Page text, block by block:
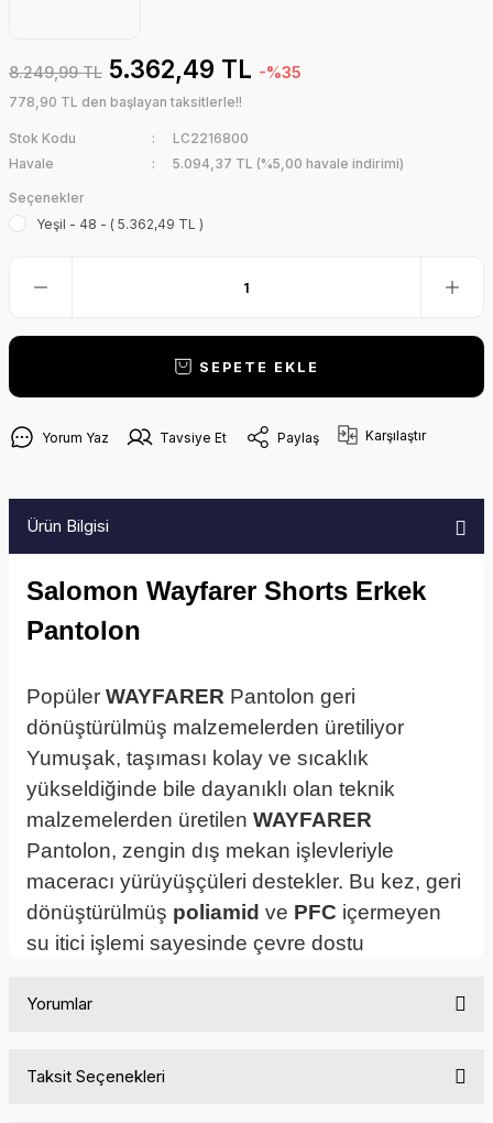
8.249,99 TL 5.362,49 TL -%35
778,90 TL den başlayan taksitlerle!!
Stok Kodu
LC2216800
Havale
5.094,37 TL (%5,00 havale indirimi)
Seçenekler
Yeşil - 48 - ( 5.362,49 TL )
SEPETE EKLE
Yorum Yaz Tavsiye Et Paylaş Karşılaştır
Ürün Bilgisi
Salomon Wayfarer Shorts Erkek
Pantolon
Popüler WAYFARER Pantolon geri
dönüştürülmüş malzemelerden üretiliyor
Yumuşak, taşıması kolay ve sıcaklık
yükseldiğinde bile dayanıklı olan teknik
malzemelerden üretilen WAYFARER
Pantolon, zengin dış mekan işlevleriyle
maceracı yürüyüşçüleri destekler. Bu kez, geri
dönüştürülmüş poliamid ve PFC içermeyen
su itici işlemi sayesinde çevre dostu
Yorumlar
Taksit Seçenekleri